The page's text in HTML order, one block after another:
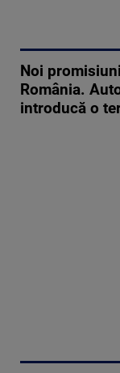
Noi
România.
introducă o